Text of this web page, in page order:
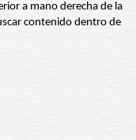
a mano derecha de la
contenido dentro de